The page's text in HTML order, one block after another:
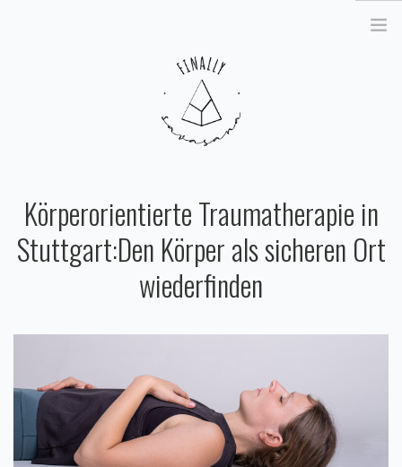
SOMATIC EXPERIENCING®
KÖRPERORIENTIERTE
TRAUMATHERAPIE
YOGATHERAPIE
TRAUMASENSIBLES YOGA
STUTTGART
ÜBER MICH
Körperorientierte Traumatherapie in
Stuttgart:Den Körper als sicheren Ort
wiederfinden